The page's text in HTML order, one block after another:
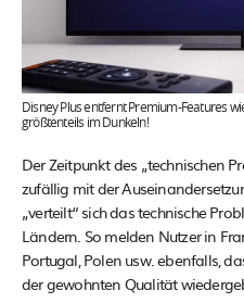
Disney Plus entfernt Premium-Features
größtenteils im Dunkeln!
Der Zeitpunkt des „technischen
zufällig mit der
„verteilt“ sich das technische
Ländern. So melden Nutzer in
Portugal, Polen usw. ebenfalls,
der gewohnten Qualität